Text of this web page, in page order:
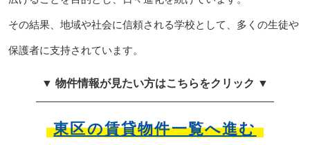
その結果、地域や社会に信頼される学校として、多くの生徒や
保護者に支持されています。
▼ 物件情報が見たい方はこちらをクリック ▼
東区の賃貸物件一覧へ進む